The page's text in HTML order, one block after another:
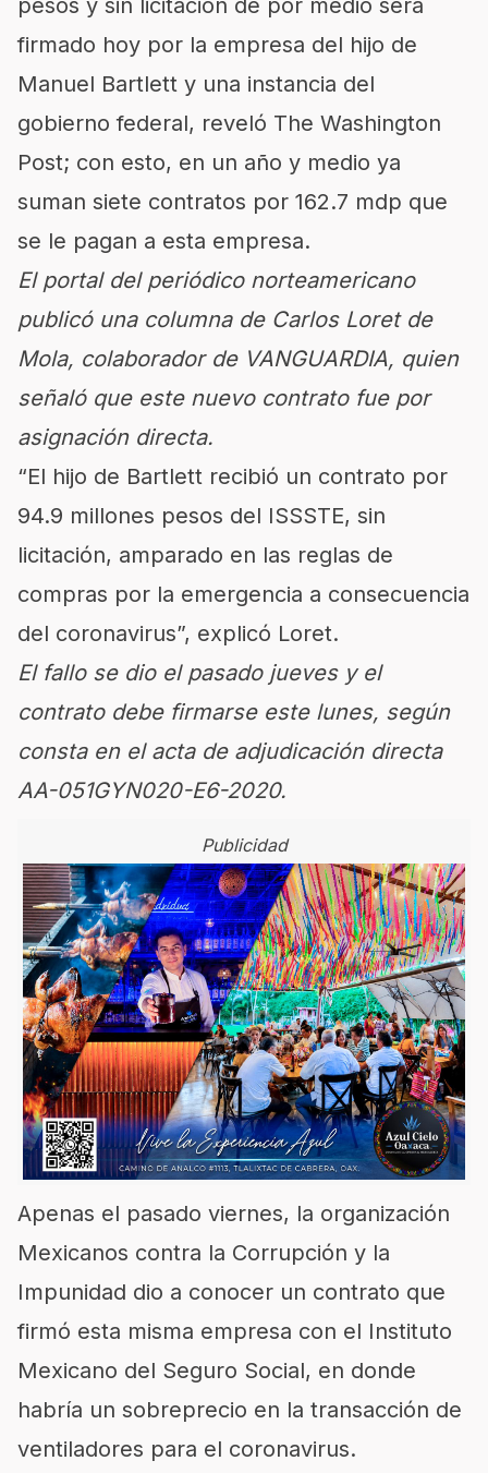
pesos y sin licitación de por medio será
firmado hoy por la empresa del hijo de
Manuel Bartlett y una instancia del
gobierno federal, reveló The Washington
Post; con esto, en un año y medio ya
suman siete contratos por 162.7 mdp que
se le pagan a esta empresa.
El portal del periódico norteamericano
publicó una columna de Carlos Loret de
Mola, colaborador de VANGUARDIA, quien
señaló que este nuevo contrato fue por
asignación directa.
“El hijo de Bartlett recibió un contrato por
94.9 millones pesos del ISSSTE, sin
licitación, amparado en las reglas de
compras por la emergencia a consecuencia
del coronavirus”, explicó Loret.
El fallo se dio el pasado jueves y el
contrato debe firmarse este lunes, según
consta en el acta de adjudicación directa
AA-051GYN020-E6-2020.
Publicidad
Apenas el pasado viernes, la organización
Mexicanos contra la Corrupción y la
Impunidad dio a conocer un contrato que
firmó esta misma empresa con el Instituto
Mexicano del Seguro Social, en donde
habría un sobreprecio en la transacción de
ventiladores para el coronavirus.